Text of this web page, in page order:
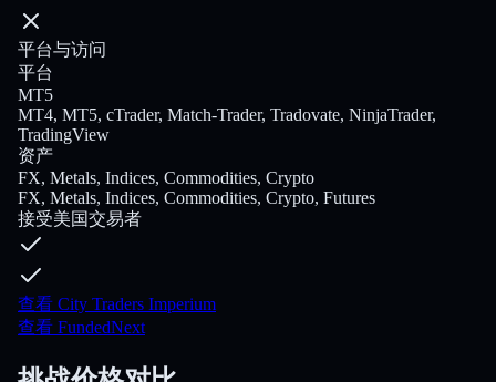
平台与访问
平台
MT5
MT4, MT5, cTrader, Match-Trader, Tradovate, NinjaTrader,
TradingView
资产
FX, Metals, Indices, Commodities, Crypto
FX, Metals, Indices, Commodities, Crypto, Futures
接受美国交易者
查看 City Traders Imperium
查看 FundedNext